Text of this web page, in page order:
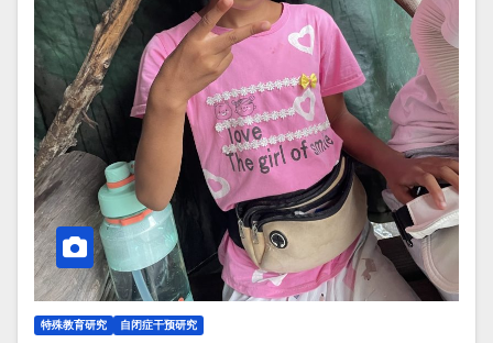
特殊教育研究 自闭症干预研究